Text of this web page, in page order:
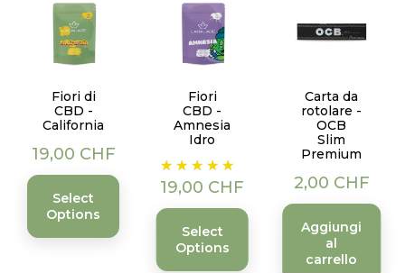
Fiori di
CBD -
California
Prezzo
19,00 CHF
Select
Options
Fiori
CBD -
Amnesia
Idro
Prezzo
19,00 CHF
Select
Options
Carta da
rotolare -
OCB
Slim
Premium
Prezzo
2,00 CHF
Aggiungi
al
carrello